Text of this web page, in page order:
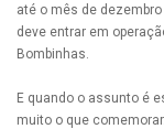
até o mês de
deve entrar em
Bombinhas.
E quando o assunto é
muito o que